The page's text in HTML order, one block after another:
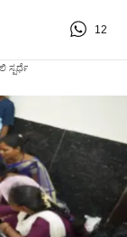
12
ಸ್ಪರ್ಧೆ